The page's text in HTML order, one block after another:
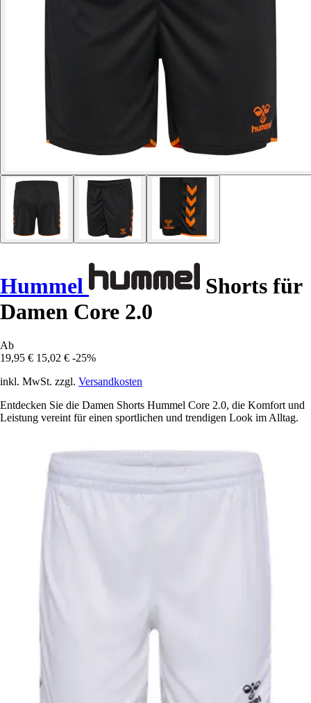
Hummel
Shorts für
Damen Core 2.0
Ab
19,95 € 15,02 € -25%
inkl. MwSt. zzgl. Versandkosten
Entdecken Sie die Damen Shorts Hummel Core 2.0, die Komfort und
Leistung vereint für einen sportlichen und trendigen Look im Alltag.